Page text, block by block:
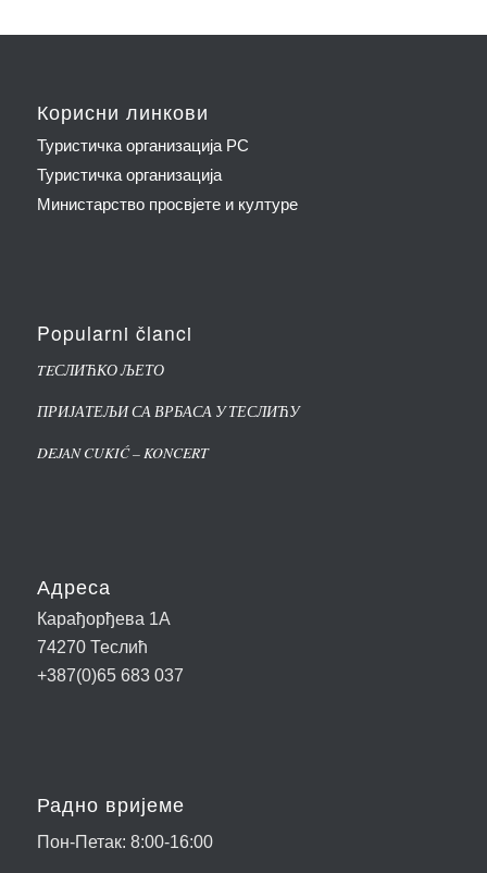
Корисни линкови
Туристичка организација РС
Туристичка организација
Министарство просвјете и културе
Popularni članci
TEСЛИЋКО ЉЕТО
ПРИЈАТЕЉИ СА ВРБАСА У ТЕСЛИЋУ
DEJAN CUKIĆ – KONCERT
Адреса
Карађорђева 1А
74270 Теслић
+387(0)65 683 037
Радно вријеме
Пон-Петак: 8:00-16:00